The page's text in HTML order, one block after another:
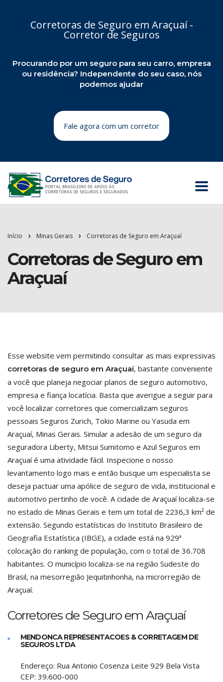
Corretoras de Seguro em Araçuaí -
Corretor de Seguros
Procurando por um seguro para seu carro, empresa
ou residência? Independente do seu caso, nós
podemos ajudar
Fale agora com um corretor
Início Minas Gerais Corretoras de Seguro em Araçuaí
Corretoras de Seguro em
Araçuaí
Esse website vem permitindo consultar as mais expressivas
corretoras de seguro em Araçuaí, bastante conveniente
a você que planeja negociar planos de seguro automotivo,
empresa e fiança locatícia. Basta que averigue a seguir para
você localizar corretores que comercializam seguros
pessoais Seguros Zurich, Tokio Marine ou Yasuda em
Araçuaí, Minas Gerais. Simular a adesão de um seguro da
seguradora Liberty, Mitsui Sumitomo e Azul Seguros em
Araçuaí é uma atividade fácil. Inspecione o nosso
levantamento logo mais e então busque um especialista se
deseja pactuar uma apólice de seguro de vida, institucional e
automotivo pertinho de você. A cidade de Araçuaí localiza-se
no estado de Minas Gerais e tem um total de 2236,3 km² de
extensão. Segundo estatísticas do Instituto Brasileiro de
Geografia Estatística (IBGE), a cidade está na 929ª
colocação do ranking de população, com o total de 36.708
habitantes. O município localiza-se na região Sudeste do
Brasil, na mesorregião Jequitinhonha, na microrregião de
Araçuaí.
Corretores de Seguro em Araçuaí
MENDONCA REPRESENTACOES & CORRETAGEM DE
SEGUROS LTDA
Endereço: Rua Antonio Cosenza Leite 929 Bela Vista
CEP: 39.600-000